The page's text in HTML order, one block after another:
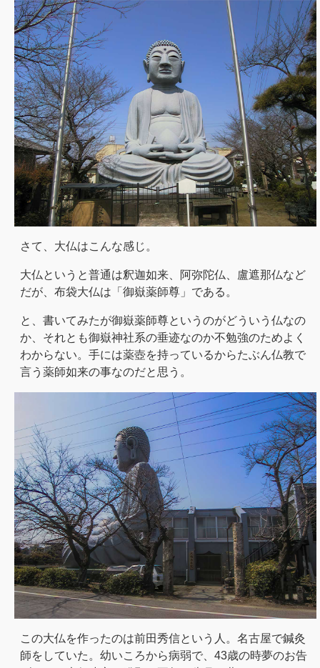
さて、大仏はこんな感じ。
大仏というと普通は釈迦如来、阿弥陀仏、盧遮那仏など
だが、布袋大仏は「御嶽薬師尊」である。
と、書いてみたが御嶽薬師尊というのがどういう仏なの
か、それとも御嶽神社系の垂迹なのか不勉強のためよく
わからない。手には薬壺を持っているからたぶん仏教で
言う薬師如来の事なのだと思う。
この大仏を作ったのは前田秀信という人。名古屋で鍼灸
師をしていた。幼いころから病弱で、43歳の時夢のお告